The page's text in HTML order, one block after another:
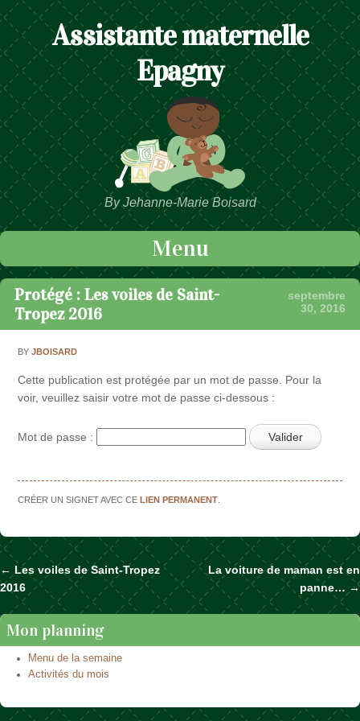
Assistante maternelle
Epagny
By Jehanne-Marie Boisard
Menu
Passer au contenu
Protégé : Les voiles de Saint-
Tropez 2016
septembre
30, 2016
BYJBOISARD
Cette publication est protégée par un mot de passe. Pour la
voir, veuillez saisir votre mot de passe ci-dessous :
Mot de passe :
CRÉER UN SIGNET AVEC CELIEN PERMANENT
Naviguer dans les articles
← Les voiles de Saint-Tropez
2016
La voiture de maman est en
panne… →
Mon planning
Menu de la semaine
Activités du mois